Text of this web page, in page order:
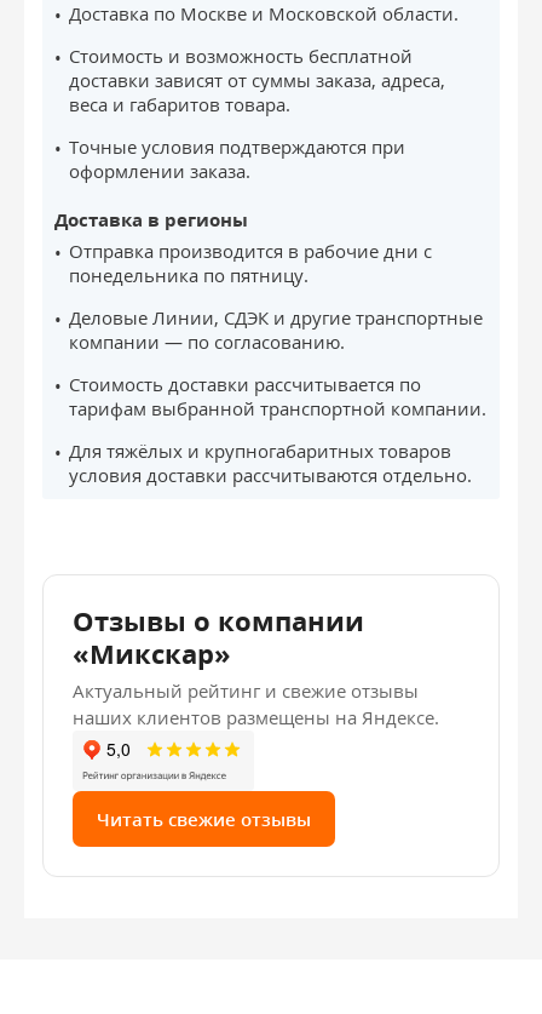
Доставка по Москве и Московской области.
Стоимость и возможность бесплатной
доставки зависят от суммы заказа, адреса,
веса и габаритов товара.
Точные условия подтверждаются при
оформлении заказа.
Доставка в регионы
Отправка производится в рабочие дни с
понедельника по пятницу.
Деловые Линии, СДЭК и другие транспортные
компании — по согласованию.
Стоимость доставки рассчитывается по
тарифам выбранной транспортной компании.
Для тяжёлых и крупногабаритных товаров
условия доставки рассчитываются отдельно.
Отзывы о компании
«Микскар»
Актуальный рейтинг и свежие отзывы
наших клиентов размещены на Яндексе.
Читать свежие отзывы